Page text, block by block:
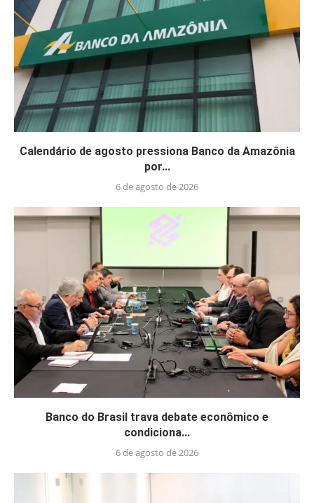
Calendário de agosto pressiona Banco da Amazônia
por...
6 de agosto de 2026
Banco do Brasil trava debate econômico e
condiciona...
6 de agosto de 2026